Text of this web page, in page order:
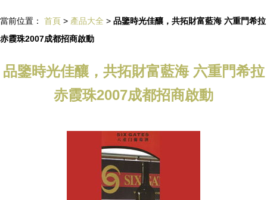
當前位置： 首頁 > 產品大全 > 品鑒時光佳釀，共拓財富藍海 六重門希拉
赤霞珠2007成都招商啟動
品鑒時光佳釀，共拓財富藍海 六重門希拉
赤霞珠2007成都招商啟動